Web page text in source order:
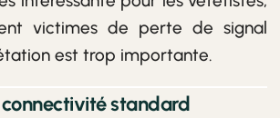
victimes de perte de signal
est trop importante.
connectivité standard